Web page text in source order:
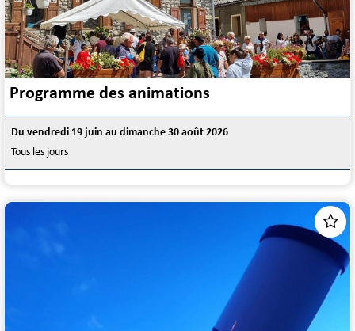
Programme des animations
Du vendredi 19 juin au dimanche 30 août 2026
Tous les jours